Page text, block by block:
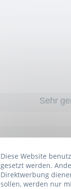
Sehr
Diese Website
gesetzt werden.
Direktwerbung
sollen, werden nur